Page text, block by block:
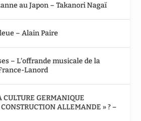
au Japon – Takanori Nagaï
– Alain Paire
– L’offrande musicale de la
Lanord
GERMANIQUE
ALLEMANDE » ? –